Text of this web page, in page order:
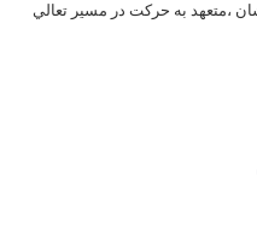
،متعهد به حركت در مسير تعالي